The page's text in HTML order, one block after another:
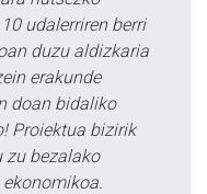
udalerriren berri
duzu aldizkaria
erakunde
doan bidaliko
Proiektua bizirik
zu bezalako